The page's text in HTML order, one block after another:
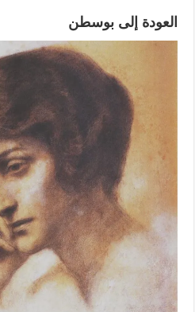
العودة إلى بوسطن